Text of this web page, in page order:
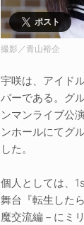
ポスト
撮影／青山裕企
宇咲は、アイド
バーである。グ
ンマンライブ公
ンホールにてグ
した。
個人としては、
舞台『転生した
魔交流編－にミ